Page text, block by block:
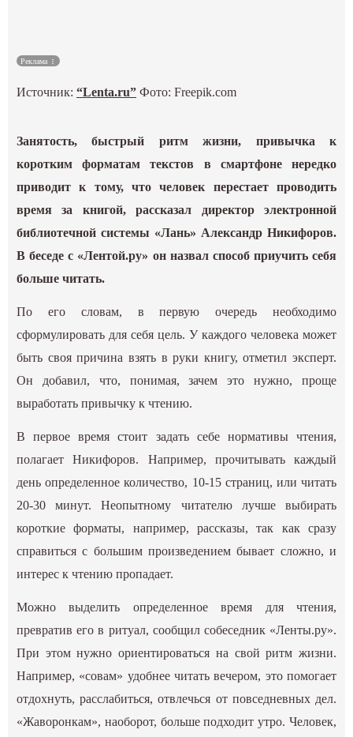
ГИД
Реклама
Источник:“Lenta.ru” Фото: Freepik.com
Занятость, быстрый ритм жизни, привычка к
коротким форматам текстов в смартфоне нередко
приводит к тому, что человек перестает проводить
время за книгой, рассказал директор электронной
библиотечной системы «Лань» Александр Никифоров.
В беседе с «Лентой.ру» он назвал способ приучить себя
больше читать.
По его словам, в первую очередь необходимо
сформулировать для себя цель. У каждого человека может
быть своя причина взять в руки книгу, отметил эксперт.
Он добавил, что, понимая, зачем это нужно, проще
выработать привычку к чтению.
В первое время стоит задать себе нормативы чтения,
полагает Никифоров. Например, прочитывать каждый
день определенное количество, 10-15 страниц, или читать
20-30 минут. Неопытному читателю лучше выбирать
короткие форматы, например, рассказы, так как сразу
справиться с большим произведением бывает сложно, и
интерес к чтению пропадает.
Можно выделить определенное время для чтения,
превратив его в ритуал, сообщил собеседник «Ленты.ру».
При этом нужно ориентироваться на свой ритм жизни.
Например, «совам» удобнее читать вечером, это помогает
отдохнуть, расслабиться, отвлечься от повседневных дел.
«Жаворонкам», наоборот, больше подходит утро. Человек,